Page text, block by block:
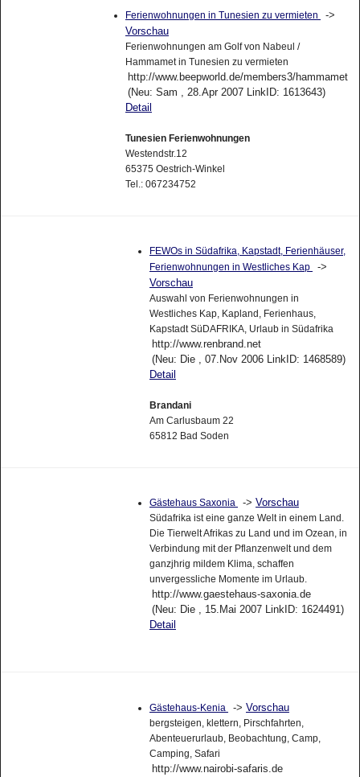
Ferienwohnungen in Tunesien zu vermieten
->
Vorschau
Ferienwohnungen am Golf von Nabeul /
Hammamet in Tunesien zu vermieten
http://www.beepworld.de/members3/hammamet
(Neu: Sam , 28.Apr 2007 LinkID: 1613643)
Detail
Tunesien Ferienwohnungen
Westendstr.12
65375 Oestrich-Winkel
Tel.: 067234752
FEWOs in Südafrika, Kapstadt, Ferienhäuser,
Ferienwohnungen in Westliches Kap
->
Vorschau
Auswahl von Ferienwohnungen in
Westliches Kap, Kapland, Ferienhaus,
Kapstadt SüDAFRIKA, Urlaub in Südafrika
http://www.renbrand.net
(Neu: Die , 07.Nov 2006 LinkID: 1468589)
Detail
Brandani
Am Carlusbaum 22
65812 Bad Soden
Gästehaus Saxonia -> Vorschau
Südafrika ist eine ganze Welt in einem Land.
Die Tierwelt Afrikas zu Land und im Ozean, in
Verbindung mit der Pflanzenwelt und dem
ganzjhrig mildem Klima, schaffen
unvergessliche Momente im Urlaub.
http://www.gaestehaus-saxonia.de
(Neu: Die , 15.Mai 2007 LinkID: 1624491)
Detail
Gästehaus-Kenia -> Vorschau
bergsteigen, klettern, Pirschfahrten,
Abenteuerurlaub, Beobachtung, Camp,
Camping, Safari
http://www.nairobi-safaris.de